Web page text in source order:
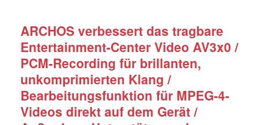
ARCHOS verbessert das tragbare
Entertainment-Center Video AV3x0 /
PCM-Recording für brillanten,
unkomprimierten Klang /
Bearbeitungsfunktion für MPEG-4-
Videos direkt auf dem Gerät /